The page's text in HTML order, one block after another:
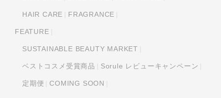
HAIR CARE FRAGRANCE
FEATURE
SUSTAINABLE BEAUTY MARKET
ベストコスメ受賞商品 Sorule レビューキャンペーン
定期便 COMING SOON